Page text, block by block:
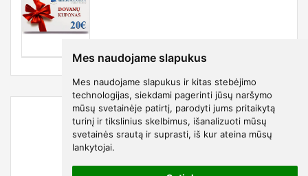
Mes naudojame slapukus
Mes naudojame slapukus ir kitas stebėjimo
technologijas, siekdami pagerinti jūsų naršymo
mūsų svetainėje patirtį, parodyti jums pritaikytą
turinį ir tikslinius skelbimus, išanalizuoti mūsų
svetainės srautą ir suprasti, iš kur ateina mūsų
lankytojai.